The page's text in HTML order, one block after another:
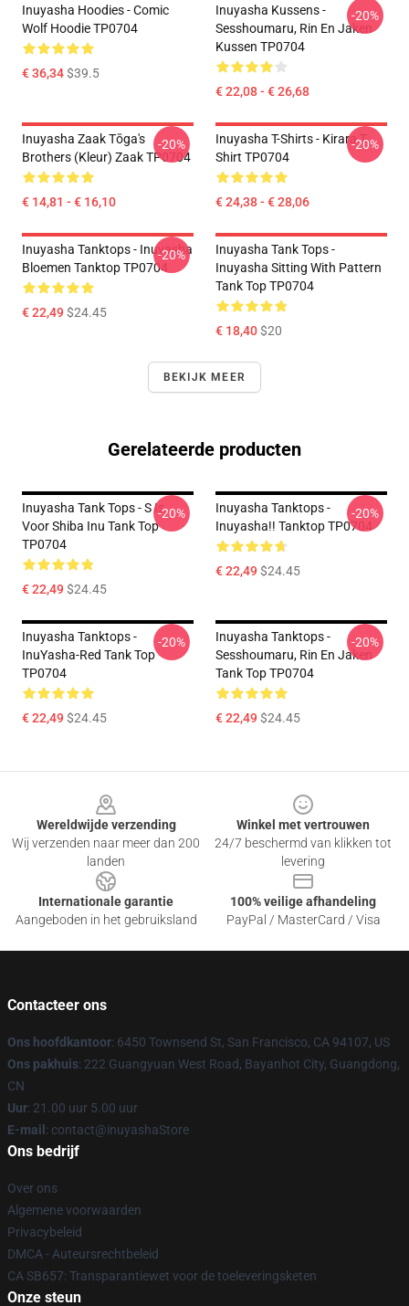
Inuyasha Hoodies - Comic
Wolf Hoodie TP0704
€ 36,34$39.5
Inuyasha Kussens -
Sesshoumaru, Rin En Jaken
Kussen TP0704
€ 22,08 - € 26,68
-20%
Inuyasha Zaak Tōga's
Brothers (kleur) Zaak TP0704
€ 14,81 - € 16,10
-20%
Inuyasha T-Shirts - Kirara T-
Shirt TP0704
€ 24,38 - € 28,06
-20%
Inuyasha Tanktops - Inuyasha
Bloemen Tanktop TP0704
€ 22,49$24.45
-20%
Inuyasha Tank Tops -
Inuyasha Sitting With Pattern
Tank Top TP0704
€ 18,40$20
BEKIJK MEER
Gerelateerde producten
Inuyasha Tank Tops - S Is
Voor Shiba Inu Tank Top
TP0704
€ 22,49$24.45
-20%
Inuyasha Tanktops -
Inuyasha!! Tanktop TP0704
€ 22,49$24.45
-20%
Inuyasha Tanktops -
InuYasha-Red Tank Top
TP0704
€ 22,49$24.45
-20%
Inuyasha Tanktops -
Sesshoumaru, Rin En Jaken
Tank Top TP0704
€ 22,49$24.45
-20%
Wereldwijde verzending
Wij verzenden naar meer dan 200
landen
Winkel met vertrouwen
24/7 beschermd van klikken tot
levering
Internationale garantie
Aangeboden in het gebruiksland
100% veilige afhandeling
PayPal / MasterCard / Visa
Contacteer ons
Ons hoofdkantoor: 6450 Townsend St, San Francisco, CA 94107, US
Ons pakhuis: 222 Guangyuan West Road, Bayanhot City, Guangdong,
CN
Uur: 21.00 uur 5.00 uur
E-mail : contact@inuyashaStore
Ons bedrijf
Over ons
Algemene voorwaarden
Privacybeleid
DMCA - Auteursrechtbeleid
CA SB657: Transparantiewet voor de toeleveringsketen
Onze steun